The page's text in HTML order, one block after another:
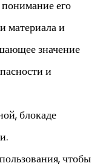
его
материала и
значение
и
блокаде
чтобы